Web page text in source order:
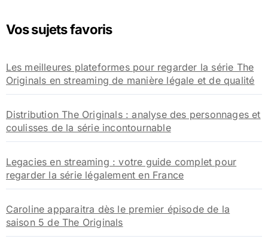
r
e
r
Vos sujets favoris
Les meilleures plateformes pour regarder la série The
Originals en streaming de manière légale et de qualité
Distribution The Originals : analyse des personnages et
coulisses de la série incontournable
Legacies en streaming : votre guide complet pour
regarder la série légalement en France
Caroline apparaitra dès le premier épisode de la
saison 5 de The Originals